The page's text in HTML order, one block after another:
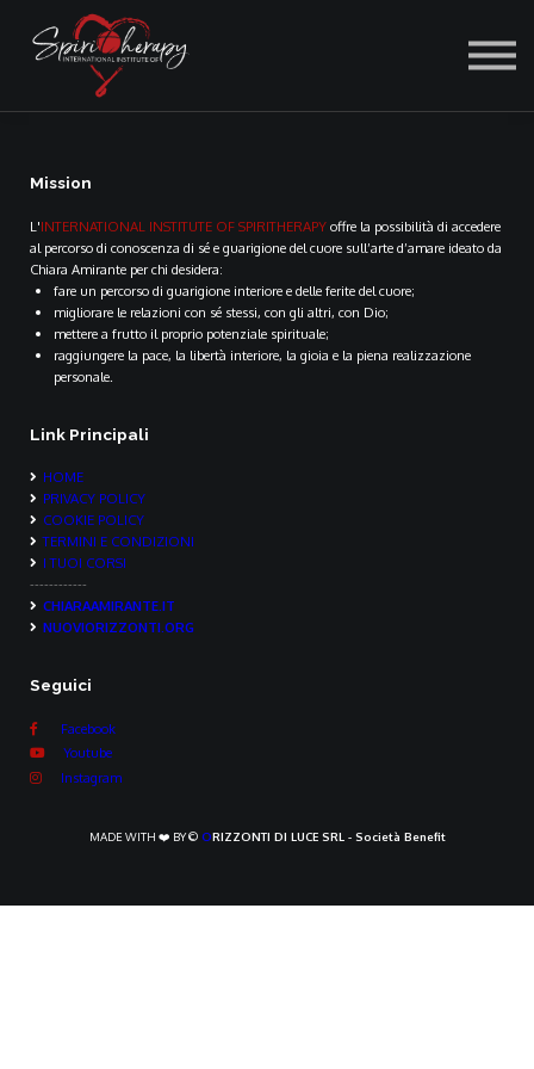
Mission
L'INTERNATIONAL INSTITUTE OF SPIRITHERAPY offre la possibilità di accedere
al percorso di conoscenza di sé e guarigione del cuore sull’arte d’amare ideato da
Chiara Amirante per chi desidera:
fare un percorso di guarigione interiore e delle ferite del cuore;
migliorare le relazioni con sé stessi, con gli altri, con Dio;
mettere a frutto il proprio potenziale spirituale;
raggiungere la pace, la libertà interiore, la gioia e la piena realizzazione
personale.
Link Principali
HOME
PRIVACY POLICY
COOKIE POLICY
TERMINI E CONDIZIONI
I TUOI CORSI
------------
CHIARAAMIRANTE.IT
NUOVIORIZZONTI.ORG
Seguici
Facebook
Youtube
Instagram
MADE WITH ❤️ BY © ORIZZONTI DI LUCE SRL - Società Benefit